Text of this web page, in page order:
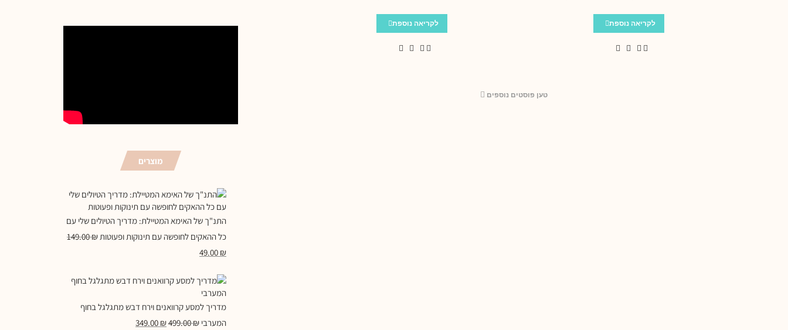
לקריאה נוספת לקריאה נוספת
טען פוסטים נוספים
מוצרים
התנ"ך של האימא המטיילת: מדריך הטיולים שלי עם
כל ההאקים לחופשה עם תינוקות ופעוטות
149.00₪
49.00 ₪
מדריך למסע קרוואנים וירח דבש מתגלגל בחוף
המערבי
499.00₪
349.00 ₪